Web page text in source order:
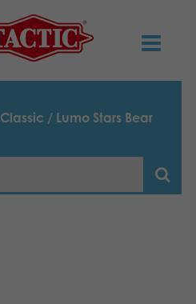
Classic / Lumo Stars Bear